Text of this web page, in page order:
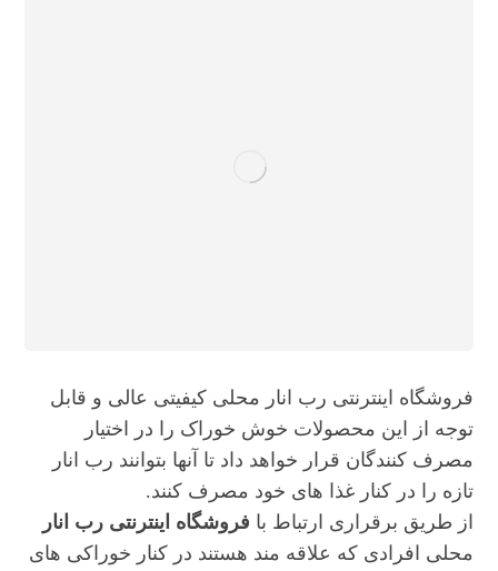
فروشگاه اینترنتی رب انار محلی کیفیتی عالی و قابل
توجه از این محصولات خوش خوراک را در اختیار
مصرف کنندگان قرار خواهد داد تا آنها بتوانند رب انار
تازه را در کنار غذا های خود مصرف کنند.
از طریق برقراری ارتباط با فروشگاه اینترنتی رب انار
محلی افرادی که علاقه مند هستند در کنار خوراکی های